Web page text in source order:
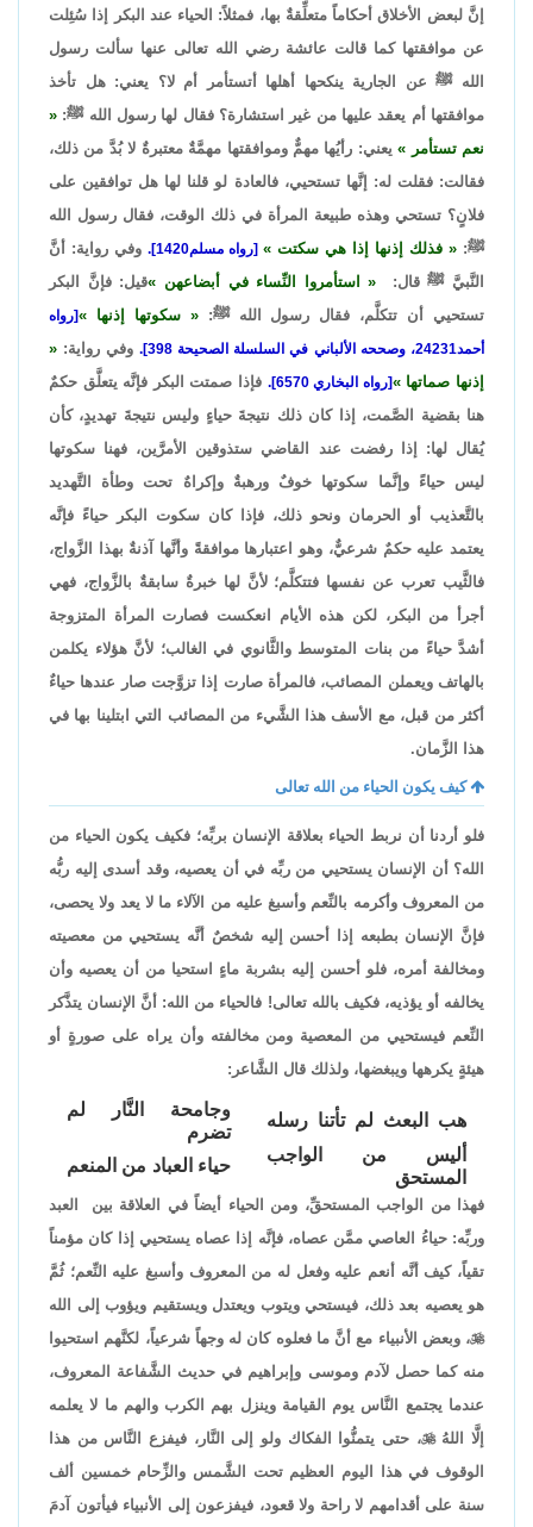
إنَّ لبعض الأخلاق أحكاماً متعلِّقةٌ بها، فمثلاً: الحياء عند البكر إذا سُئِلت
عن موافقتها كما قالت عائشة رضي الله تعالى عنها سألت رسول
الله ﷺ عن الجارية ينكحها أهلها أتستأمر أم لا؟ يعني: هل تأخذ
موافقتها أم يعقد عليها من غير استشارة؟ فقال لها رسول الله ﷺ:
نعم تستأمر
يعني: رأيُها مهمٌّ وموافقتها مهمَّةٌ معتبرةٌ لا بُدَّ من ذلك،
فقالت: فقلت له: إنَّها تستحيي، فالعادة لو قلنا لها هل توافقين على
فلانٍ؟ تستحي وهذه طبيعة المرأة في ذلك الوقت، فقال رسول الله
ﷺ:
فذلك إذنها إذا هي سكتت [رواه مسلم1420].
وفي رواية: أنَّ
النَّبيَّ ﷺ قال:
استأمروا النِّساء في أبضاعهن
قيل: فإنَّ البكر
تستحيي أن تتكلَّم، فقال رسول الله ﷺ:
سكوتها إذنها
[رواه
أحمد24231، وصححه الألباني في السلسلة الصحيحة 398].
وفي رواية:
إذنها صماتها
[رواه البخاري 6570].
فإذا صمتت البكر فإنَّه يتعلَّق حكمٌ
هنا بقضية الصَّمت، إذا كان ذلك نتيجةَ حياءٍ وليس نتيجةَ تهديدٍ، كأن
يُقال لها: إذا رفضت عند القاضي ستذوقين الأمرَّين، فهنا سكوتها
ليس حياءً وإنَّما سكوتها خوفٌ ورهبةٌ وإكراهٌ تحت وطأة التَّهديد
بالتَّعذيب أو الحرمان ونحو ذلك، فإذا كان سكوت البكر حياءً فإنَّه
يعتمد عليه حكمٌ شرعيٌّ، وهو اعتبارها موافقةً وأنَّها آذنةٌ بهذا الزَّواج،
فالثَّيب تعرب عن نفسها فتتكلَّم؛ لأنَّ لها خبرةٌ سابقةٌ بالزَّواج، فهي
أجرأ من البكر، لكن هذه الأيام انعكست فصارت المرأة المتزوجة
أشدَّ حياءً من بنات المتوسط والثَّانوي في الغالب؛ لأنَّ هؤلاء يكلمن
بالهاتف ويعملن المصائب، فالمرأة صارت إذا تزوَّجت صار عندها حياءٌ
أكثر من قبل، مع الأسف هذا الشَّيء من المصائب التي ابتلينا بها في
هذا الزَّمان.
كيف يكون الحياء من الله تعالى
فلو أردنا أن نربط الحياء بعلاقة الإنسان بربِّه؛ فكيف يكون الحياء من
الله؟ أن الإنسان يستحيي من ربِّه في أن يعصيه، وقد أسدى إليه ربُّه
من المعروف وأكرمه بالنِّعم وأسبغ عليه من الآلاء ما لا يعد ولا يحصى،
فإنَّ الإنسان بطبعه إذا أحسن إليه شخصٌ أنَّه يستحيي من معصيته
ومخالفة أمره، فلو أحسن إليه بشربة ماءٍ استحيا من أن يعصيه وأن
يخالفه أو يؤذيه، فكيف بالله تعالى! فالحياء من الله: أنَّ الإنسان يتذَّكر
النِّعم فيستحيي من المعصية ومن مخالفته وأن يراه على صورةٍ أو
هيئةٍ يكرهها ويبغضها، ولذلك قال الشَّاعر:
هب البعث لم تأتنا رسله
وجامحة النَّار لم
تضرم
أليس من الواجب
المستحق
حياء العباد من المنعم
فهذا من الواجب المستحقِّ، ومن الحياء أيضاً في العلاقة بين العبد
وربِّه: حياءُ العاصي ممَّن عصاه، فإنَّه إذا عصاه يستحيي إذا كان مؤمناً
تقياً، كيف أنَّه أنعم عليه وفعل له من المعروف وأسبغ عليه النِّعم؛ ثُمَّ
هو يعصيه بعد ذلك، فيستحي ويتوب ويعتدل ويستقيم ويؤوب إلى الله
، وبعض الأنبياء مع أنَّ ما فعلوه كان له وجهاً شرعياً، لكنَّهم استحيوا
منه كما حصل لآدم وموسى وإبراهيم في حديث الشَّفاعة المعروف،
عندما يجتمع النَّاس يوم القيامة وينزل بهم الكرب والهم ما لا يعلمه
إلَّا اللهُ، حتى يتمنُّوا الفكاك ولو إلى النَّار، فيفزع النَّاس من هذا
الوقوف في هذا اليوم العظيم تحت الشَّمس والزِّحام خمسين ألف
سنة على أقدامهم لا راحة ولا قعود، فيفزعون إلى الأنبياء فيأتون آدمَ